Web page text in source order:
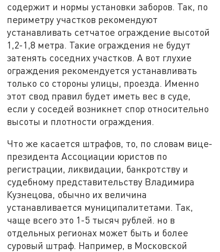
содержит и нормы установки заборов. Так, по
периметру участков рекомендуют
устанавливать сетчатое ограждение высотой
1,2-1,8 метра. Такие ограждения не будут
затенять соседних участков. А вот глухие
ограждения рекомендуется устанавливать
только со стороны улицы, проезда. Именно
этот свод правил будет иметь вес в суде,
если у соседей возникнет спор относительно
высоты и плотности ограждения.
Что же касается штрафов, то, по словам вице-
президента Ассоциации юристов по
регистрации, ликвидации, банкротству и
судебному представительству Владимира
Кузнецова, обычно их величина
устанавливается муниципалитетами. Так,
чаще всего это 1-5 тысяч рублей. но в
отдельных регионах может быть и более
суровый штраф. Например, в Московской